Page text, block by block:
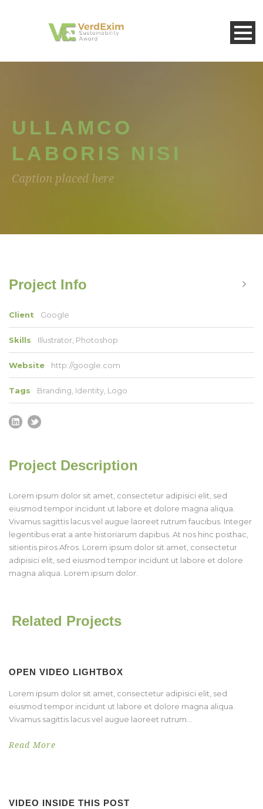
ULLAMCO
LABORIS NISI
Caption placed here
Project Info
Client Google
Skills Illustrator, Photoshop
Website http://google.com
Tags Branding, Identity, Logo
Project Description
Lorem ipsum dolor sit amet, consectetur adipisici elit, sed
eiusmod tempor incidunt ut labore et dolore magna aliqua.
Vivamus sagittis lacus vel augue laoreet rutrum faucibus. Integer
legentibus erat a ante historiarum dapibus. At nos hinc posthac,
sitientis piros Afros. Lorem ipsum dolor sit amet, consectetur
adipisici elit, sed eiusmod tempor incidunt ut labore et dolore
magna aliqua. Lorem ipsum dolor.
Related Projects
OPEN VIDEO LIGHTBOX
Lorem ipsum dolor sit amet, consectetur adipisici elit, sed
eiusmod tempor incidunt ut labore et dolore magna aliqua.
Vivamus sagittis lacus vel augue laoreet rutrum...
Read More
VIDEO INSIDE THIS POST